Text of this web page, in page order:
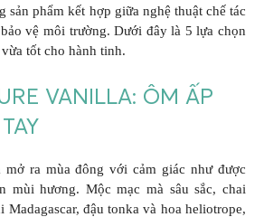
sản phẩm kết hợp giữa nghệ thuật chế tác
vệ môi trường. Dưới đây là 5 lựa chọn
tốt cho hành tinh.
VANILLA: ÔM ẤP
mở ra mùa đông với cảm giác như được
mùi hương. Mộc mạc mà sâu sắc, chai
Madagascar, đậu tonka và hoa heliotrope,